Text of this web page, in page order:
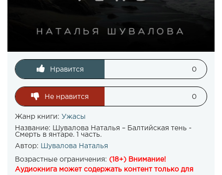
Нравится 0
Не нравится 0
Жанр книги: Ужасы
Название: Шувалова Наталья – Балтийская тень -
Смерть в янтаре. 1 часть.
Автор:
Шувалова Наталья
Возрастные ограничения: (18+) Внимание!
Аудиокнига может содержать контент только для